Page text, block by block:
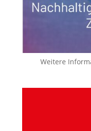
Weitere